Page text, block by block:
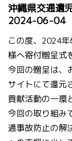
沖縄県交通遺
2024-06-04
この度、2024
様へ寄付贈呈式
今回の贈呈は、
サイトにて還元
貢献活動の一環
今回の取り組み
通事故防止の解